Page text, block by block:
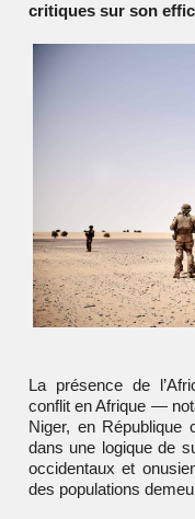
critiques sur son
La présence de
conflit en Afrique —
Niger, en République
dans une logique de
occidentaux et
des populations